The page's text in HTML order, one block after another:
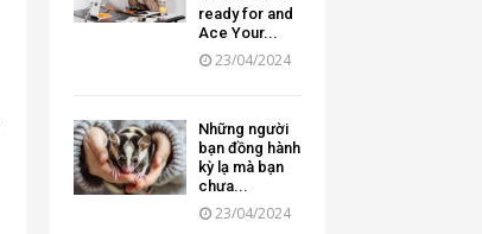
ready for and
Ace Your...
23/04/2024
Những người
bạn đồng hành
kỳ lạ mà bạn
chưa...
23/04/2024